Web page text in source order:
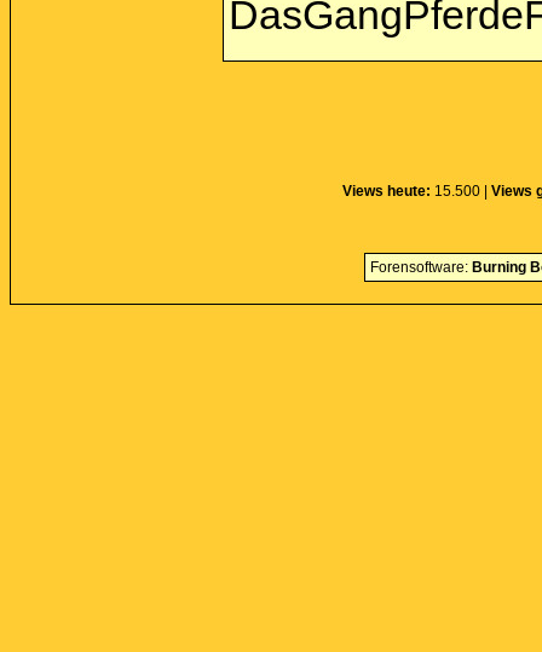
Views heute: 15.500 | Views
Forensoftware: Burning